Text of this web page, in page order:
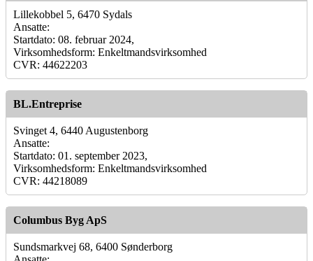
Lillekobbel 5, 6470 Sydals
Ansatte:
Startdato: 08. februar 2024,
Virksomhedsform: Enkeltmandsvirksomhed
CVR: 44622203
BL.Entreprise
Svinget 4, 6440 Augustenborg
Ansatte:
Startdato: 01. september 2023,
Virksomhedsform: Enkeltmandsvirksomhed
CVR: 44218089
Columbus Byg ApS
Sundsmarkvej 68, 6400 Sønderborg